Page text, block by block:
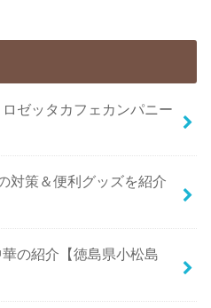
ゼッタカフェカンパニー
対策＆便利グッズを紹介
の紹介【徳島県小松島